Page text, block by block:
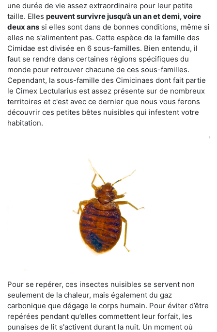
une durée de vie assez extraordinaire pour leur petite
taille. Elles peuvent survivre jusqu’à un an et demi, voire
deux ans si elles sont dans de bonnes conditions, même si
elles ne s'alimentent pas. Cette espèce de la famille des
Cimidae est divisée en 6 sous-familles. Bien entendu, il
faut se rendre dans certaines régions spécifiques du
monde pour retrouver chacune de ces sous-familles.
Cependant, la sous-famille des Cimicinaes dont fait partie
le Cimex Lectularius est assez présente sur de nombreux
territoires et c'est avec ce dernier que nous vous ferons
découvrir ces petites bêtes nuisibles qui infestent votre
habitation.
Pour se repérer, ces insectes nuisibles se servent non
seulement de la chaleur, mais également du gaz
carbonique que dégage le corps humain. Pour éviter d’être
repérées pendant qu’elles commettent leur forfait, les
punaises de lit s'activent durant la nuit. Un moment où